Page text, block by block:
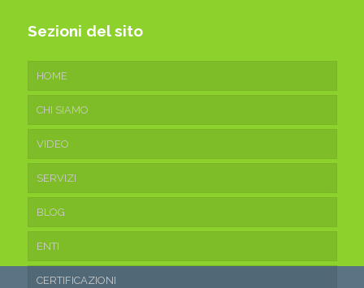
Sezioni del sito
HOME
CHI SIAMO
VIDEO
SERVIZI
BLOG
ENTI
CERTIFICAZIONI